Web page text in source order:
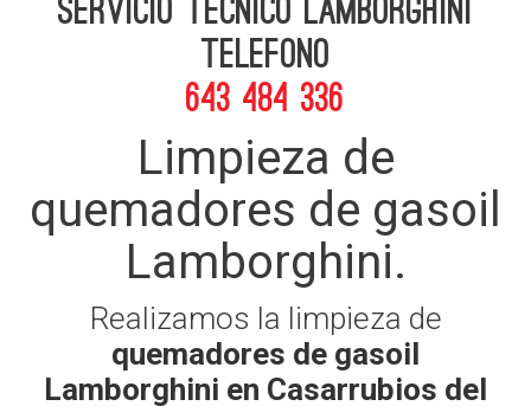
Servicio Tecnico Lamborghini
telefono
643 484 336
Limpieza de
quemadores de gasoil
Lamborghini.
Realizamos la limpieza de
quemadores de gasoil
Lamborghini en Casarrubios del